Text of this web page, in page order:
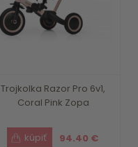
Trojkolka Razor Pro 6v1,
Coral Pink Zopa
94.40 €